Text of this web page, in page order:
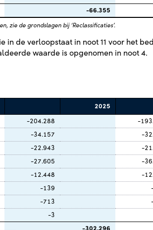
-66.355
zie de grondslagen bij ‘Reclassificaties’.
in de verloopstaat in noot 11 voor het
waarde is opgenomen in noot 4.
2025
-204.288
-
-34.157
-
-22.943
-
-27.605
-
-12.448
-
-139
-713
-3
-302.296